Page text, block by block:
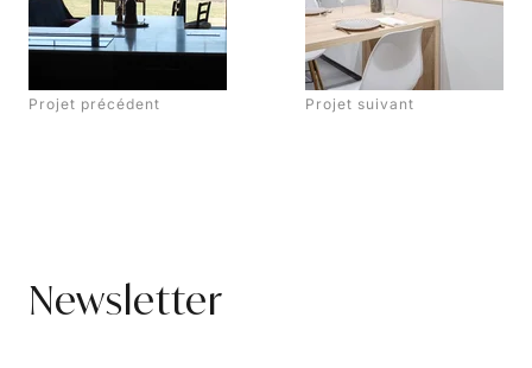
Projet précédent Projet suivant
Newsletter